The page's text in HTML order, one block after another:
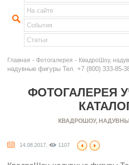
Главная - Фотогалерея - КвадроШоу,
надувные фигуры Тел. +7 (800) 333-85-
ФОТОГАЛЕРЕЯ
КВАДРОШОУ,
14.08.2017, 1107